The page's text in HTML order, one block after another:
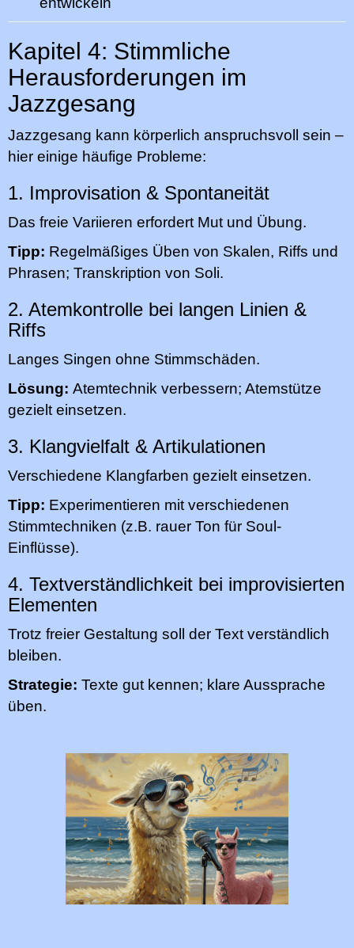
Kapitel 4: Stimmliche
Herausforderungen im
Jazzgesang
Jazzgesang kann körperlich anspruchsvoll sein –
hier einige häufige Probleme:
1. Improvisation & Spontaneität
Das freie Variieren erfordert Mut und Übung.
Tipp: Regelmäßiges Üben von Skalen, Riffs und
Phrasen; Transkription von Soli.
2. Atemkontrolle bei langen Linien &
Riffs
Langes Singen ohne Stimmschäden.
Lösung: Atemtechnik verbessern; Atemstütze
gezielt einsetzen.
3. Klangvielfalt & Artikulationen
Verschiedene Klangfarben gezielt einsetzen.
Tipp: Experimentieren mit verschiedenen
Stimmtechniken (z.B. rauer Ton für Soul-
Einflüsse).
4. Textverständlichkeit bei improvisierten
Elementen
Trotz freier Gestaltung soll der Text verständlich
bleiben.
Strategie: Texte gut kennen; klare Aussprache
üben.